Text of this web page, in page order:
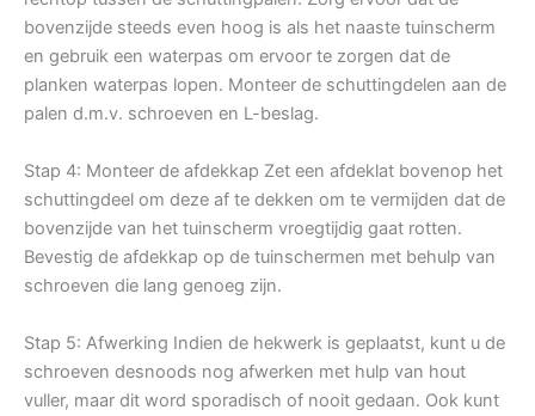
bovenzijde steeds even hoog is als het naaste tuinscherm
en gebruik een waterpas om ervoor te zorgen dat de
planken waterpas lopen. Monteer de schuttingdelen aan de
palen d.m.v. schroeven en L-beslag.
Stap 4: Monteer de afdekkap Zet een afdeklat bovenop het
schuttingdeel om deze af te dekken om te vermijden dat de
bovenzijde van het tuinscherm vroegtijdig gaat rotten.
Bevestig de afdekkap op de tuinschermen met behulp van
schroeven die lang genoeg zijn.
Stap 5: Afwerking Indien de hekwerk is geplaatst, kunt u de
schroeven desnoods nog afwerken met hulp van hout
vuller, maar dit word sporadisch of nooit gedaan. Ook kunt